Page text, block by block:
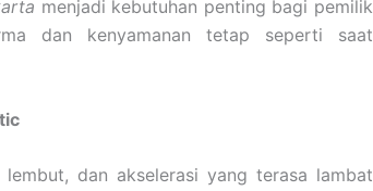
menjadi kebutuhan penting bagi pemilik
dan kenyamanan tetap seperti saat
dan akselerasi yang terasa lambat